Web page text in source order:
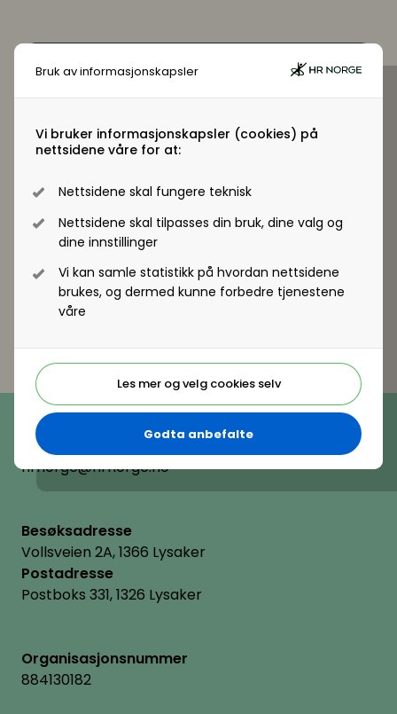
Bruk av informasjonskapsler
Vi bruker informasjonskapsler (cookies) på
nettsidene våre for at:
Nettsidene skal fungere teknisk
Nettsidene skal tilpasses din bruk, dine valg og
dine innstillinger
Vi kan samle statistikk på hvordan nettsidene
brukes, og dermed kunne forbedre tjenestene
våre
Les mer og velg cookies selv
Godta anbefalte
Telefon
(+47) 22 11 11 22
E-post
hrnorge@hrnorge.no
Besøksadresse
Vollsveien 2A, 1366 Lysaker
Postadresse
Postboks 331, 1326 Lysaker
Organisasjonsnummer
884130182